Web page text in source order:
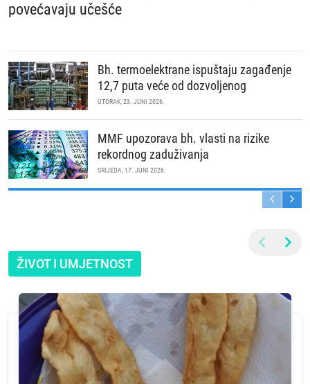
povećavaju učešće
Bh. termoelektrane ispuštaju zagađenje
12,7 puta veće od dozvoljenog
UTORAK, 23. JUNI 2026.
MMF upozorava bh. vlasti na rizike
rekordnog zaduživanja
SRIJEDA, 17. JUNI 2026.
ŽIVOT I UMJETNOST